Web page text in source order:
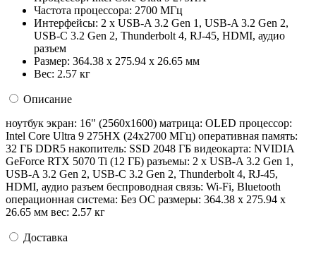
Частота процессора: 2700 МГц
Интерфейсы: 2 x USB-A 3.2 Gen 1, USB-A 3.2 Gen 2,
USB-C 3.2 Gen 2, Thunderbolt 4, RJ-45, HDMI, аудио
разъем
Размер: 364.38 x 275.94 x 26.65 мм
Вес: 2.57 кг
Описание
ноутбук экран: 16" (2560x1600) матрица: OLED процессор:
Intel Core Ultra 9 275HX (24x2700 МГц) оперативная память:
32 ГБ DDR5 накопитель: SSD 2048 ГБ видеокарта: NVIDIA
GeForce RTX 5070 Ti (12 ГБ) разъемы: 2 x USB-A 3.2 Gen 1,
USB-A 3.2 Gen 2, USB-C 3.2 Gen 2, Thunderbolt 4, RJ-45,
HDMI, аудио разъем беспроводная связь: Wi-Fi, Bluetooth
операционная система: Без ОС pазмеры: 364.38 x 275.94 x
26.65 мм вес: 2.57 кг
Доставка